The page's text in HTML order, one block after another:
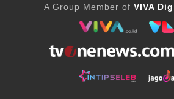
A Group Member of VIVA